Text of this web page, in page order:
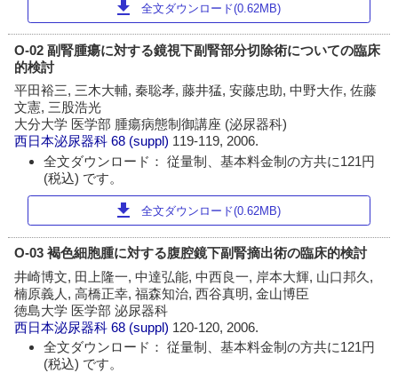
download 全文ダウンロード(0.62MB)
O-02 副腎腫瘍に対する鏡視下副腎部分切除術についての臨床
的検討
平田裕三, 三木大輔, 秦聡孝, 藤井猛, 安藤忠助, 中野大作, 佐藤
文憲, 三股浩光
大分大学 医学部 腫瘍病態制御講座 (泌尿器科)
西日本泌尿器科 68 (suppl) 119-119, 2006.
全文ダウンロード： 従量制、基本料金制の方共に121円
(税込) です。
download 全文ダウンロード(0.62MB)
O-03 褐色細胞腫に対する腹腔鏡下副腎摘出術の臨床的検討
井崎博文, 田上隆一, 中達弘能, 中西良一, 岸本大輝, 山口邦久,
楠原義人, 高橋正幸, 福森知治, 西谷真明, 金山博臣
徳島大学 医学部 泌尿器科
西日本泌尿器科 68 (suppl) 120-120, 2006.
全文ダウンロード： 従量制、基本料金制の方共に121円
(税込) です。